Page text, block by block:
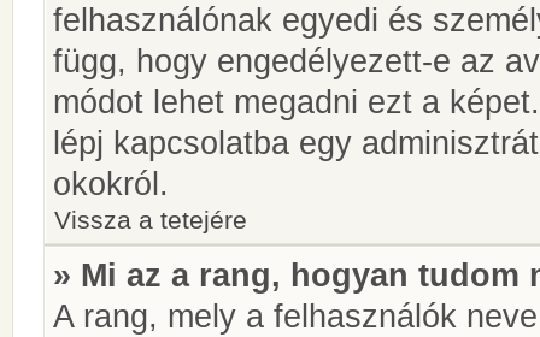
felhasználónak egyedi és
függ, hogy engedélyezett-e az
módot lehet megadni ezt a
lépj kapcsolatba egy
okokról.
Vissza a tetejére
» Mi az a rang, hogyan tudom
A rang, mely a felhasználók